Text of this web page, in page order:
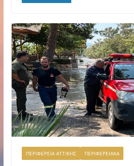
ΠΕΡΙΦΕΡΕΙΑ ΑΤΤΙΚΗΣ ΠΕΡΙΦΕΡΕΙΑΚΑ